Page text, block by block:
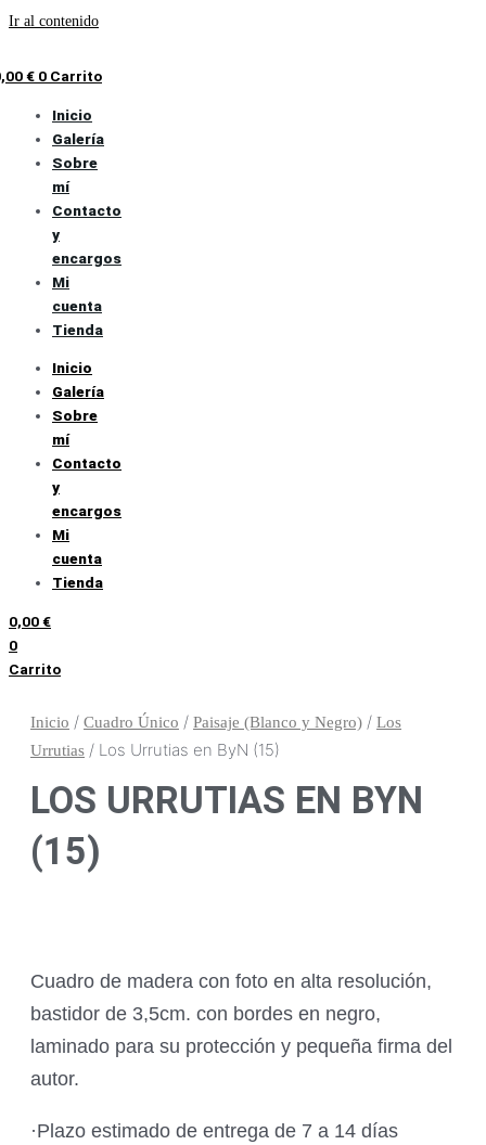
Ir al contenido
€ 0 Carrito
Inicio
Galería
Sobre
mí
Contacto
y
encargos
Mi
cuenta
Tienda
Inicio
Galería
Sobre
mí
Contacto
y
encargos
Mi
cuenta
Tienda
0,00€
0
Carrito
Inicio / Cuadro Único / Paisaje (Blanco y Negro) / Los
Urrutias / Los Urrutias en ByN (15)
LOS URRUTIAS EN BYN
(15)
Cuadro de madera con foto en alta resolución,
bastidor de 3,5cm. con bordes en negro,
laminado para su protección y pequeña firma del
autor.
·Plazo estimado de entrega de 7 a 14 días